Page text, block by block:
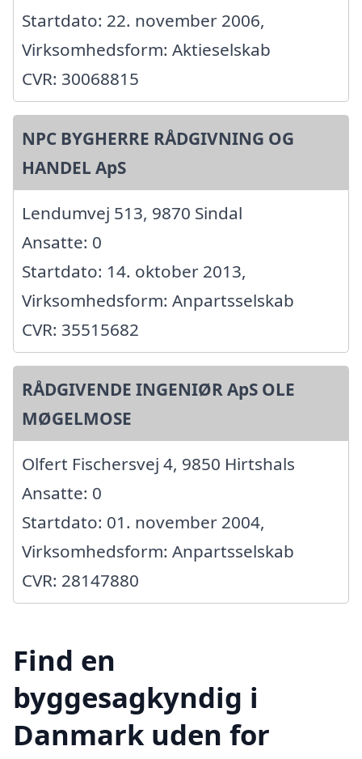
Startdato: 22. november 2006,
Virksomhedsform: Aktieselskab
CVR: 30068815
NPC BYGHERRE RÅDGIVNING OG
HANDEL ApS
Lendumvej 513, 9870 Sindal
Ansatte: 0
Startdato: 14. oktober 2013,
Virksomhedsform: Anpartsselskab
CVR: 35515682
RÅDGIVENDE INGENIØR ApS OLE
MØGELMOSE
Olfert Fischersvej 4, 9850 Hirtshals
Ansatte: 0
Startdato: 01. november 2004,
Virksomhedsform: Anpartsselskab
CVR: 28147880
Find en
byggesagkyndig i
Danmark uden for